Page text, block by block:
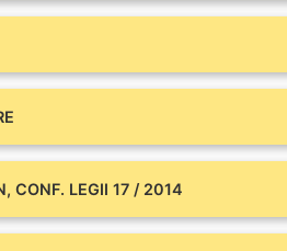
CONF. LEGII 17 / 2014